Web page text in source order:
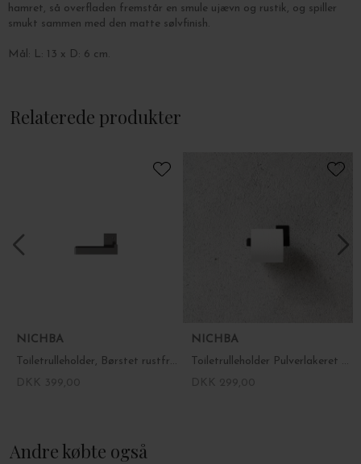
hamret, så overfladen fremstår en smule ujævn og rustik, og spiller
smukt sammen med den matte sølvfinish.
Mål: L: 13 x D: 6 cm.
Relaterede produkter
NICHBA
Toiletrulleholder, Børstet rustfrit stål
NICHBA
Toiletrulleholder Pulverlakeret stål, Fl. farver
Andre købte også